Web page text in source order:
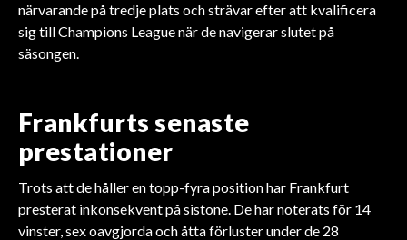
närvarande på tredje plats och strävar efter att kvalificera
sig till Champions League när de navigerar slutet på
säsongen.
Frankfurts senaste
prestationer
Trots att de håller en topp-fyra position har Frankfurt
presterat inkonsekvent på sistone. De har noterats för 14
vinster, sex oavgjorda och åtta förluster under de 28